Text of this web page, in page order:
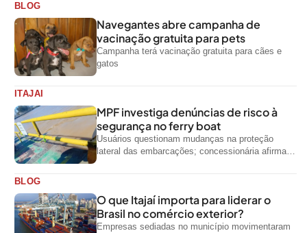
BLOG
Navegantes abre campanha de
vacinação gratuita para pets
Campanha terá vacinação gratuita para cães e
gatos
ITAJAI
MPF investiga denúncias de risco à
segurança no ferry boat
Usuários questionam mudanças na proteção
lateral das embarcações; concessionária afirma
BLOG
O que Itajaí importa para liderar o
Brasil no comércio exterior?
Empresas sediadas no município movimentaram